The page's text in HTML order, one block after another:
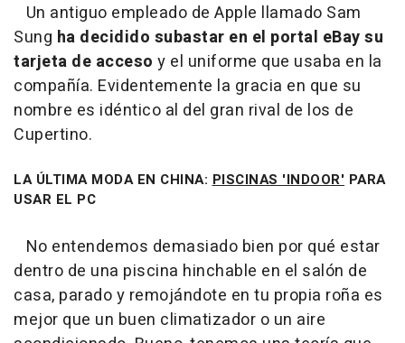
Un antiguo empleado de Apple llamado Sam
Sung ha decidido subastar en el portal eBay su
tarjeta de acceso y el uniforme que usaba en la
compañía. Evidentemente la gracia en que su
nombre es idéntico al del gran rival de los de
Cupertino.
LA ÚLTIMA MODA EN CHINA: PISCINAS 'INDOOR' PARA
USAR EL PC
No entendemos demasiado bien por qué estar
dentro de una piscina hinchable en el salón de
casa, parado y remojándote en tu propia roña es
mejor que un buen climatizador o un aire